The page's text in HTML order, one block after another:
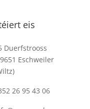
eis
Duerfstrooss
Eschweiler
26 95 43 06